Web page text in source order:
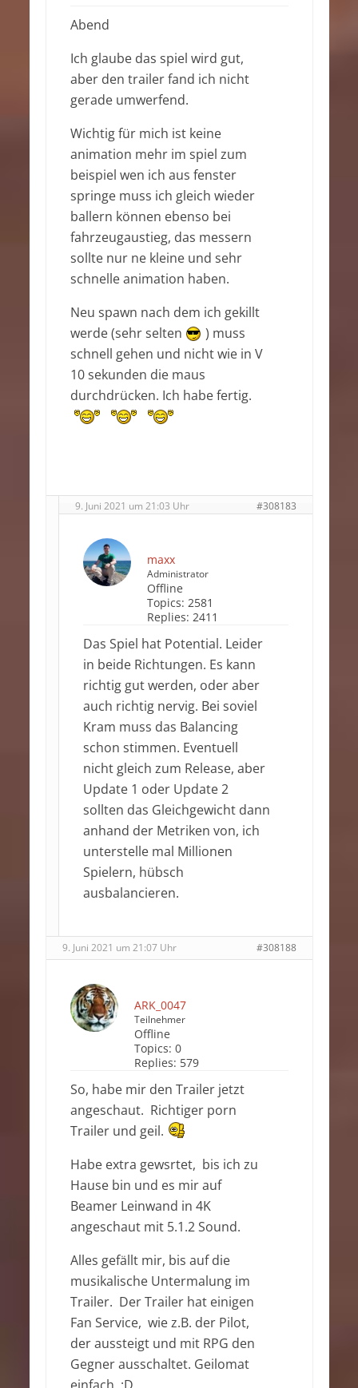
Abend
Ich glaube das spiel wird gut,
aber den trailer fand ich nicht
gerade umwerfend.
Wichtig für mich ist keine
animation mehr im spiel zum
beispiel wen ich aus fenster
springe muss ich gleich wieder
ballern können ebenso bei
fahrzeugaustieg, das messern
sollte nur ne kleine und sehr
schnelle animation haben.
Neu spawn nach dem ich gekillt
werde (sehr selten
) muss
schnell gehen und nicht wie in V
10 sekunden die maus
durchdrücken. Ich habe fertig.
9. Juni 2021 um 21:03 Uhr #308183
maxx
Administrator
Offline
Topics: 2581
Replies: 2411
Das Spiel hat Potential. Leider
in beide Richtungen. Es kann
richtig gut werden, oder aber
auch richtig nervig. Bei soviel
Kram muss das Balancing
schon stimmen. Eventuell
nicht gleich zum Release, aber
Update 1 oder Update 2
sollten das Gleichgewicht dann
anhand der Metriken von, ich
unterstelle mal Millionen
Spielern, hübsch
ausbalancieren.
9. Juni 2021 um 21:07 Uhr #308188
ARK_0047
Teilnehmer
Offline
Topics: 0
Replies: 579
So, habe mir den Trailer jetzt
angeschaut. Richtiger porn
Trailer und geil.
Habe extra gewsrtet, bis ich zu
Hause bin und es mir auf
Beamer Leinwand in 4K
angeschaut mit 5.1.2 Sound.
Alles gefällt mir, bis auf die
musikalische Untermalung im
Trailer. Der Trailer hat einigen
Fan Service, wie z.B. der Pilot,
der aussteigt und mit RPG den
Gegner ausschaltet. Geilomat